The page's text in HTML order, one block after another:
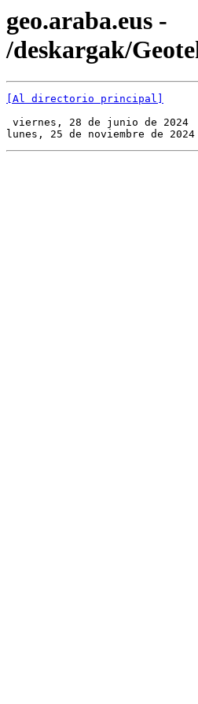
geo.araba.eus -
/deskargak/
[Al directorio principal]
viernes, 28 de junio de
lunes, 25 de noviembre de